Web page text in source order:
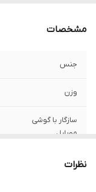
مشخصات
جنس
وزن
سازگار با گوشی
موبایل
ساختار
نظرات